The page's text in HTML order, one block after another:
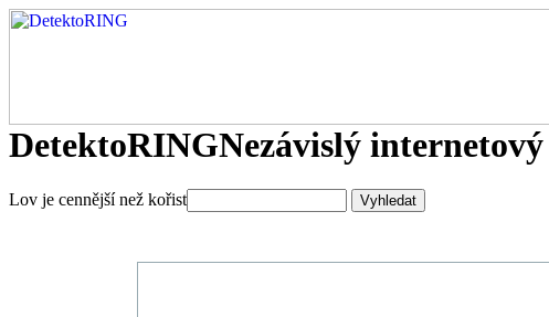
DetektoRINGNezávislý
Lov je cennější než kořist